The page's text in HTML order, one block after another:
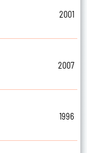
2001
2007
1996